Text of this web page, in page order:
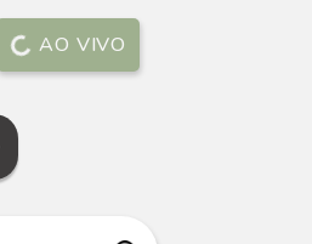
AO VIVO